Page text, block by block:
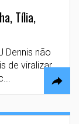
Tília,
Dennis não
de viralizar